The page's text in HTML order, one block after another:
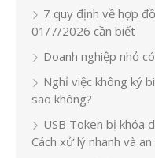
7 quy định về hợp
01/7/2026 cần biết
Doanh nghiệp nhỏ
Nghỉ việc không ký
sao không?
USB Token bị khóa
Cách xử lý nhanh và